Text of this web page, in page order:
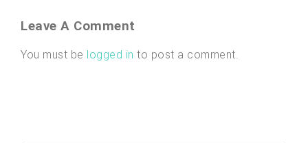
Leave A Comment
You must be logged in to post a comment.